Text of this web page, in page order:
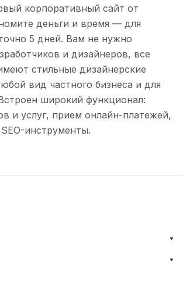
корпоративный сайт от
деньги и время — для
5 дней. Вам не нужно
и дизайнеров, все
стильные дизайнерские
вид частного бизнеса и для
широкий функционал:
и услуг, прием онлайн-платежей,
инструменты.